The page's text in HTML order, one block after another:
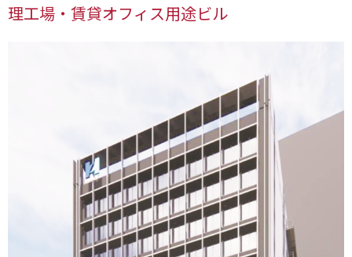
理工場・賃貸オフィス用途ビル